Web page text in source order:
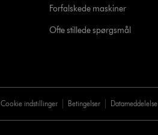
Forfalskede maskiner
Ofte stillede spørgsmål
Cookie indstillinger Betingelser Datameddelelse